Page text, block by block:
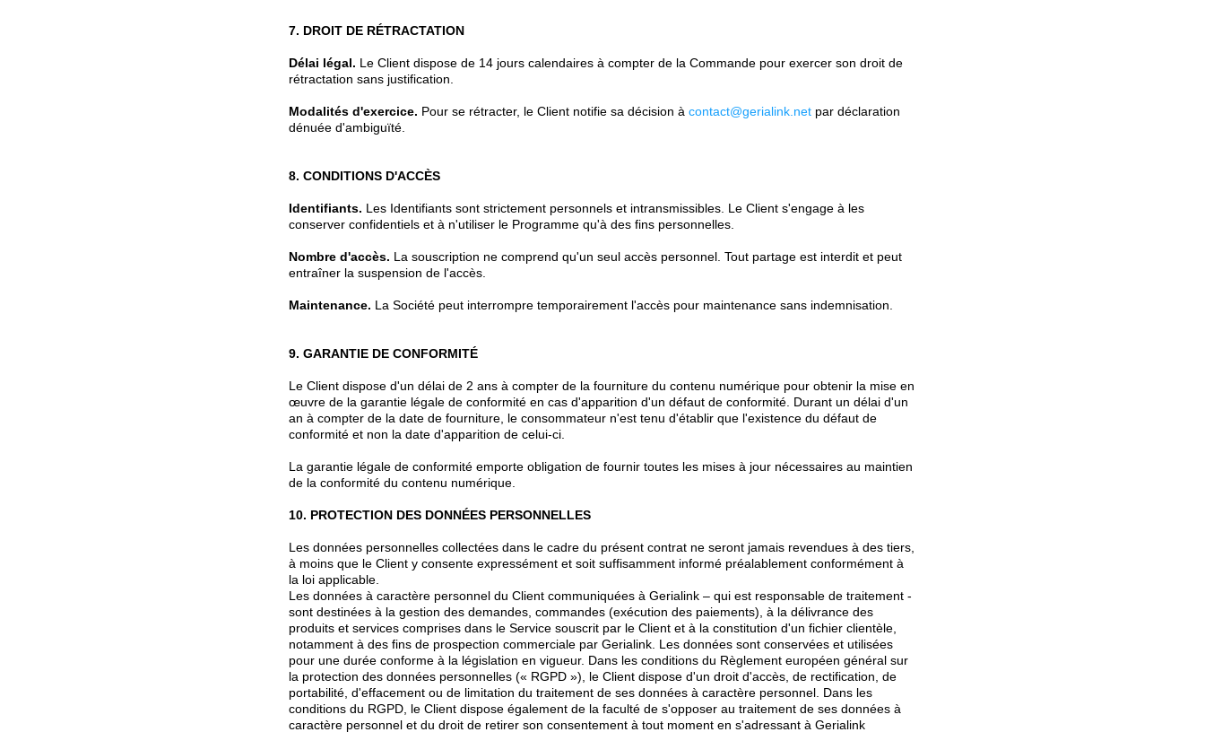
7. DROIT DE RÉTRACTATION
Délai légal. Le Client dispose de 14 jours calendaires à compter de la Commande pour exercer son droit de
rétractation sans justification.
Modalités d'exercice. Pour se rétracter, le Client notifie sa décision à contact@gerialink.net par déclaration
dénuée d'ambiguïté.
8. CONDITIONS D'ACCÈS
Identifiants. Les Identifiants sont strictement personnels et intransmissibles. Le Client s'engage à les
conserver confidentiels et à n'utiliser le Programme qu'à des fins personnelles.
Nombre d'accès. La souscription ne comprend qu'un seul accès personnel. Tout partage est interdit et peut
entraîner la suspension de l'accès.
Maintenance. La Société peut interrompre temporairement l'accès pour maintenance sans indemnisation.
9. GARANTIE DE CONFORMITÉ
Le Client dispose d'un délai de 2 ans à compter de la fourniture du contenu numérique pour obtenir la mise en
œuvre de la garantie légale de conformité en cas d'apparition d'un défaut de conformité. Durant un délai d'un
an à compter de la date de fourniture, le consommateur n'est tenu d'établir que l'existence du défaut de
conformité et non la date d'apparition de celui-ci.
La garantie légale de conformité emporte obligation de fournir toutes les mises à jour nécessaires au maintien
de la conformité du contenu numérique.
10. PROTECTION DES DONNÉES PERSONNELLES
Les données personnelles collectées dans le cadre du présent contrat ne seront jamais revendues à des tiers,
à moins que le Client y consente expressément et soit suffisamment informé préalablement conformément à
la loi applicable.
Les données à caractère personnel du Client communiquées à Gerialink – qui est responsable de traitement -
sont destinées à la gestion des demandes, commandes (exécution des paiements), à la délivrance des
produits et services comprises dans le Service souscrit par le Client et à la constitution d'un fichier clientèle,
notamment à des fins de prospection commerciale par Gerialink. Les données sont conservées et utilisées
pour une durée conforme à la législation en vigueur. Dans les conditions du Règlement européen général sur
la protection des données personnelles (« RGPD »), le Client dispose d'un droit d'accès, de rectification, de
portabilité, d'effacement ou de limitation du traitement de ses données à caractère personnel. Dans les
conditions du RGPD, le Client dispose également de la faculté de s'opposer au traitement de ses données à
caractère personnel et du droit de retirer son consentement à tout moment en s'adressant à Gerialink